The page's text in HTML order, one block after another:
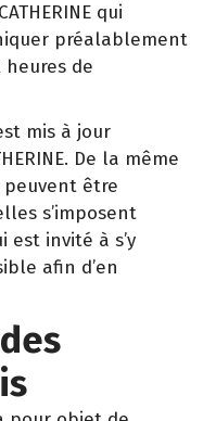
qui
préalablement
de
mis à jour
De la même
être
s’imposent
est invité à s’y
afin d’en